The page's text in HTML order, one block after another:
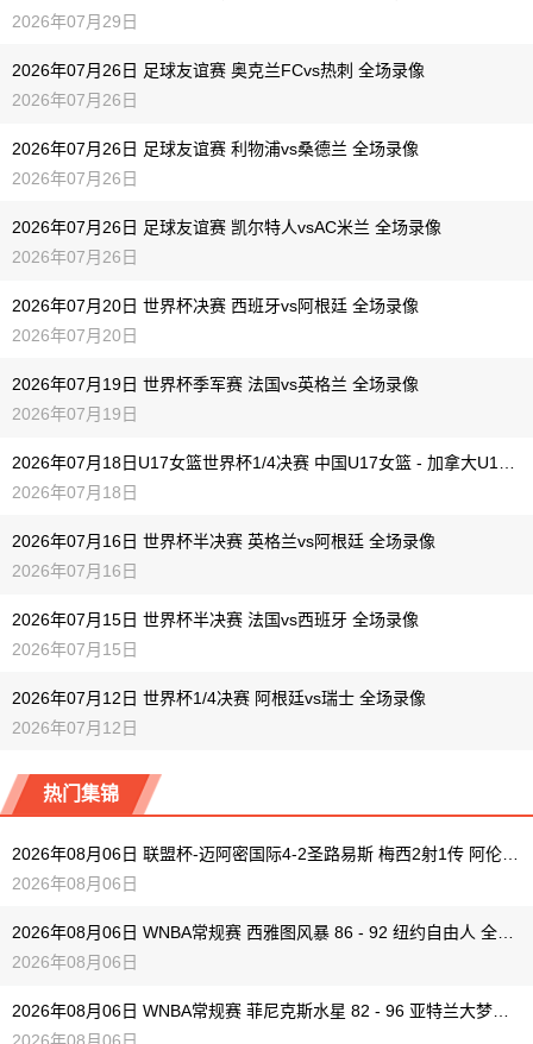
2026年07月29日
2026年07月26日 足球友谊赛 奥克兰FCvs热刺 全场录像
2026年07月26日
2026年07月26日 足球友谊赛 利物浦vs桑德兰 全场录像
2026年07月26日
2026年07月26日 足球友谊赛 凯尔特人vsAC米兰 全场录像
2026年07月26日
2026年07月20日 世界杯决赛 西班牙vs阿根廷 全场录像
2026年07月20日
2026年07月19日 世界杯季军赛 法国vs英格兰 全场录像
2026年07月19日
2026年07月18日
2026年07月16日 世界杯半决赛 英格兰vs阿根廷 全场录像
2026年07月16日
2026年07月15日 世界杯半决赛 法国vs西班牙 全场录像
2026年07月15日
2026年07月12日 世界杯1/4决赛 阿根廷vs瑞士 全场录像
2026年07月12日
热门集锦
2026年08月06日
2026年08月06日